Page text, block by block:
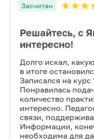
Засчитан
Решайтесь, с
интересно!
Долго искал,
в итоге
Записался на
Понравилась
количество
интересно.
связи,
Информации,
необходима для